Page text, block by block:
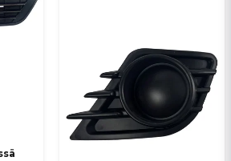
Lähetä kysymys